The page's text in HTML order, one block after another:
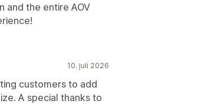
and the entire AOV
10. juli 2026
customers to add
A special thanks to